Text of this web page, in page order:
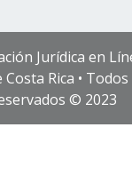
Jurídica en
Rica •
© 2023